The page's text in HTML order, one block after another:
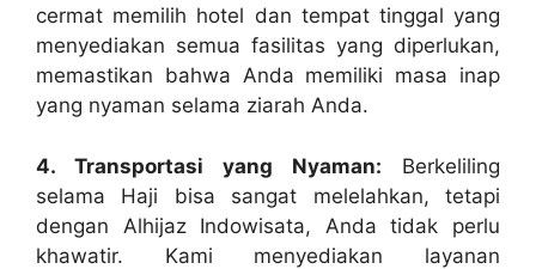
cermat memilih hotel dan tempat tinggal yang
menyediakan semua fasilitas yang diperlukan,
memastikan bahwa Anda memiliki masa inap
yang nyaman selama ziarah Anda.
4. Transportasi yang Nyaman: Berkeliling
selama Haji bisa sangat melelahkan, tetapi
dengan Alhijaz Indowisata, Anda tidak perlu
khawatir. Kami menyediakan layanan